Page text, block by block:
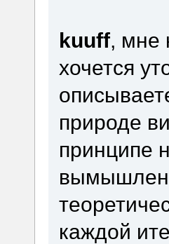
kuuff, мне
хочется
природе
принципе
каждой